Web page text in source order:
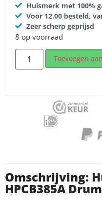
Huismerk met 100%
Voor 12.00 besteld,
Zeer scherp geprijsd
8 op voorraad
Toevoegen
Omschrijving:
HPCB385A